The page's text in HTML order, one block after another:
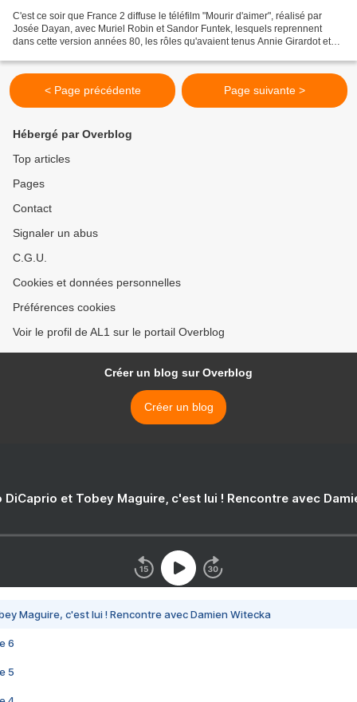
C'est ce soir que France 2 diffuse le téléfilm "Mourir d'aimer", réalisé par
Josée Dayan, avec Muriel Robin et Sandor Funtek, lesquels reprennent
dans cette version années 80, les rôles qu'avaient tenus Annie Girardot et
< Page précédente Page suivante >
Hébergé par Overblog
Top articles
Pages
Contact
Signaler un abus
C.G.U.
Cookies et données personnelles
Préférences cookies
Voir le profil de AL1 sur le portail Overblog
Créer un blog sur Overblog
Créer un blog
DiCaprio et Tobey Maguire, c'est lui ! Rencontre avec
Maguire, c'est lui ! Rencontre avec Damien Witecka
6
5